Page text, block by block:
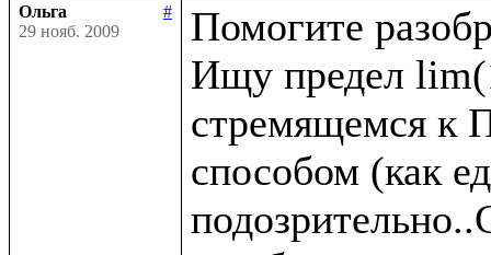
Ольга
#
29 нояб. 2009
Помогите
Ищу предел
стремящемся к
способом (как